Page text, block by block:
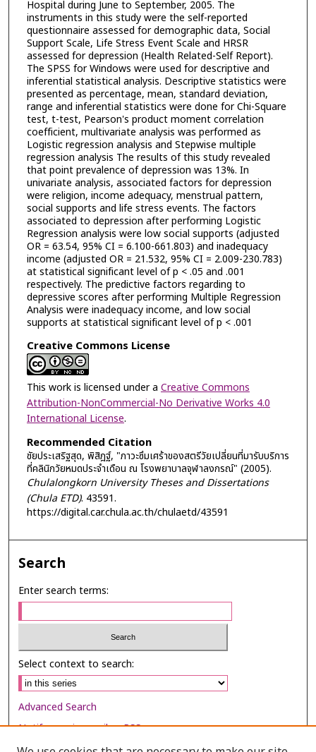
Hospital during June to September, 2005. The
instruments in this study were the self-reported
questionnaire assessed for demographic data, Social
Support Scale, Life Stress Event Scale and HRSR
assessed for depression (Health Related-Self Report).
The SPSS for Windows were used for descriptive and
inferential statistical analysis. Descriptive statistics were
presented as percentage, mean, standard deviation,
range and inferential statistics were done for Chi-Square
test, t-test, Pearson's product moment correlation
coefficient, multivariate analysis was performed as
Logistic regression analysis and Stepwise multiple
regression analysis The results of this study revealed
that point prevalence of depression was 13%. In
univariate analysis, associated factors for depression
were religion, income adequacy, menstrual pattern,
social supports and life stress events. The factors
associated to depression after performing Logistic
Regression analysis were low social supports (adjusted
OR = 63.54, 95% CI = 6.100-661.803) and inadequacy
income (adjusted OR = 21.532, 95% CI = 2.009-230.783)
at statistical significant level of p < .05 and .001
respectively. The predictive factors regarding to
depressive scores after performing Multiple Regression
Analysis were inadequacy income, and low social
supports at statistical significant level of p < .001
Creative Commons License
This work is licensed under a Creative Commons
Attribution-NonCommercial-No Derivative Works 4.0
International License.
Recommended Citation
ชัยประเสริฐสุด, พิสิฎฐ์, "ภาวะซึมเศร้าของสตรีวัยเปลี่ยนที่มารับบริการ
ที่คลินิกวัยหมดประจำเดือน ณ โรงพยาบาลจุฬาลงกรณ์" (2005).
Chulalongkorn University Theses and Dissertations
(Chula ETD). 43591.
https://digital.car.chula.ac.th/chulaetd/43591
Search
Enter search terms:
Select context to search:
Advanced Search
Notify me via email orRSS